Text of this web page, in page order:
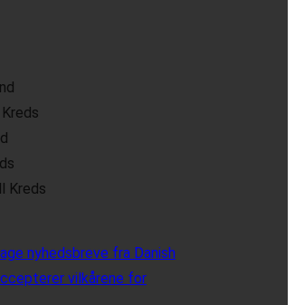
Kreds
nyhedsbreve fra Danish
vilkårene for